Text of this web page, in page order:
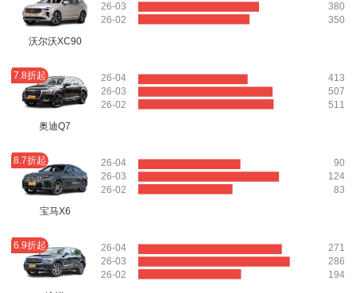
沃尔沃XC90
26-03
26-02
380
350
7.8折起
奥迪Q7
26-04
26-03
26-02
413
507
511
8.7折起
宝马X6
26-04
26-03
26-02
90
124
83
6.9折起
26-04
26-03
26-02
271
286
194